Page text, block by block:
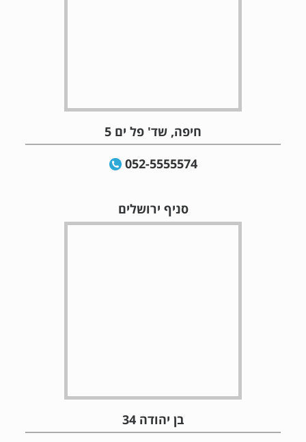
חיפה, שד' פל ים 5
052-5555574
סניף ירושלים
בן יהודה 34